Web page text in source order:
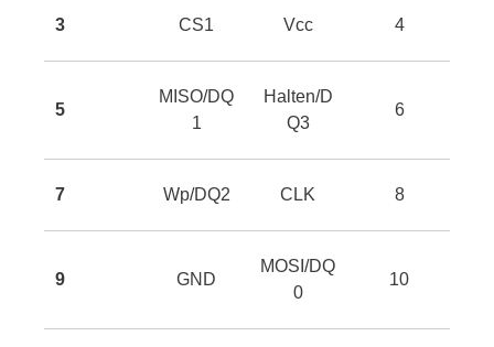
3 CS1 Vcc 4
5
MISO/DQ
1
Halten/D
Q3
6
7 Wp/DQ2 CLK 8
9 GND
MOSI/DQ
0
10